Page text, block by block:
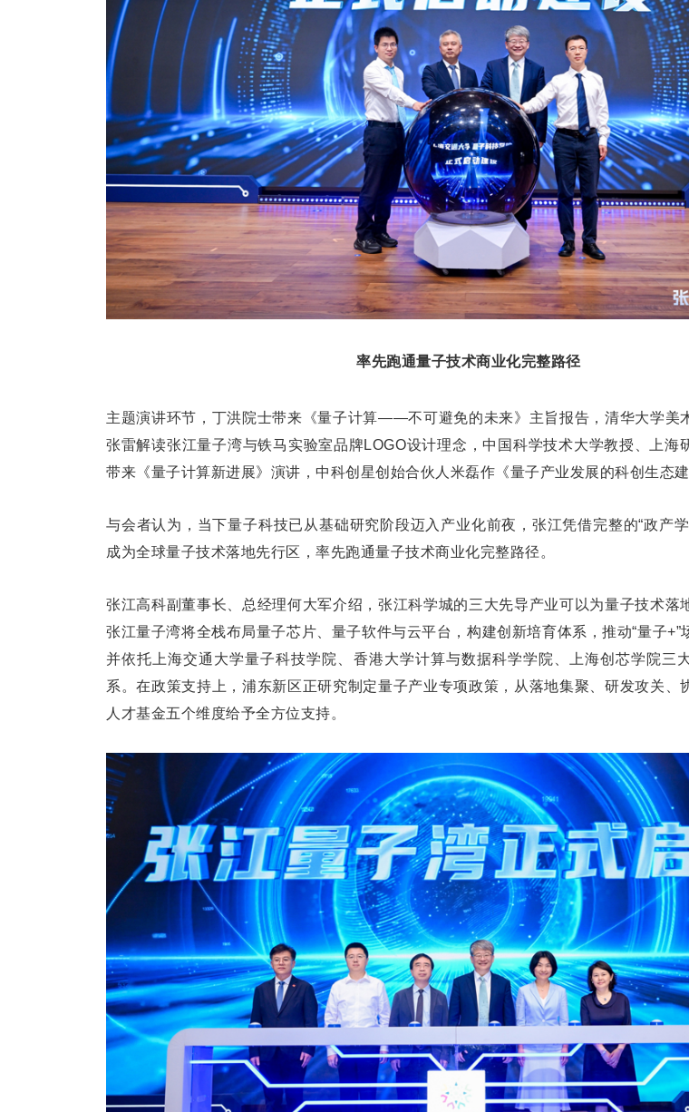
率先跑通量子技术商业化完整路径
主题演讲环节，丁洪院士带来《量子计算——不可避免的未来》主旨报告，清华大学美
张雷解读张江量子湾与铁马实验室品牌LOGO设计理念，中国科学技术大学教授、上海
带来《量子计算新进展》演讲，中科创星创始合伙人米磊作《量子产业发展的科创生态建
与会者认为，当下量子科技已从基础研究阶段迈入产业化前夜，张江凭借完整的“政产
成为全球量子技术落地先行区，率先跑通量子技术商业化完整路径。
张江高科副董事长、总经理何大军介绍，张江科学城的三大先导产业可以为量子技术落
张江量子湾将全栈布局量子芯片、量子软件与云平台，构建创新培育体系，推动“量子+”
并依托上海交通大学量子科技学院、香港大学计算与数据科学学院、上海创芯学院三
系。在政策支持上，浦东新区正研究制定量子产业专项政策，从落地集聚、研发攻关、
人才基金五个维度给予全方位支持。